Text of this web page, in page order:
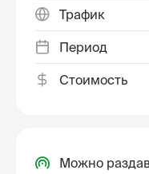
Трафик
Период
Стоимость
Можно